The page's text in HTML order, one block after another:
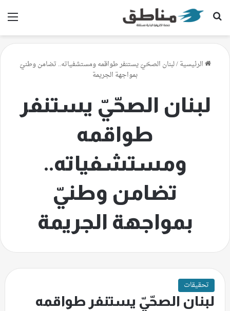
بحث عن
الرئيسية/لبنان الصحّيّ يستنفر طواقمه ومستشفياته.. تضامن وطنيّ
بمواجهة الجريمة
لبنان الصحّيّ يستنفر
طواقمه
ومستشفياته..
تضامن وطنيّ
بمواجهة الجريمة
تحقيقات
لبنان الصحّيّ يستنفر طواقمه